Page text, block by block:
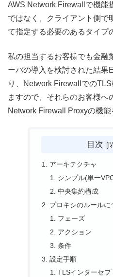
AWS Network Firewallで機能
ではなく、クライアント側で
て指定する必要のあるタイプ
私の担当するお客様でも金融
ーバの導入を検討された結果
り、Network Firewallでの
ますので、それらのお客様へ
Network Firewall Proxyの機能
目次
アーキテクチャ
シンプル(単一
中央集約構成
プロキシのルールに
フェーズ
アクション
条件
設定手順
TLSインターセ